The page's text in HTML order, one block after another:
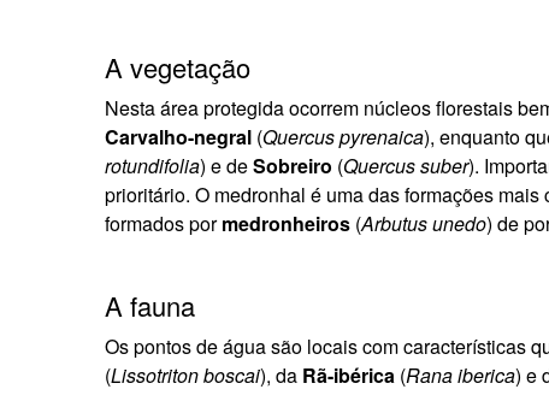
A vegetação
Nesta área protegida ocorrem núcleos florestais
Carvalho-negral (Quercus pyrenaica), enquanto
rotundifolia) e deSobreiro (Quercus suber).
prioritário. O medronhal é uma das formações
formados pormedronheiros (Arbutus unedo) de
A fauna
Os pontos de água são locais com características
(Lissotriton boscai), da Rã-ibérica (Rana iberica) e